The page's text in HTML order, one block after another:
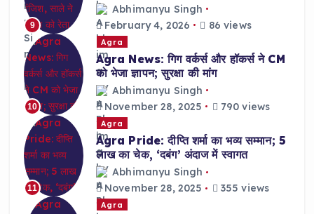
9
Abhimanyu Singh
February 4, 2026
86 views
10
Agra
Agra News: गिग वर्कर्स और हॉकर्स ने CM
को भेजा ज्ञापन; सुरक्षा की मांग
Abhimanyu Singh
November 28, 2025
790 views
11
Agra
Agra Pride: दीप्ति शर्मा का भव्य सम्मान; 5
लाख का चेक, ‘दबंग’ अंदाज में स्वागत
Abhimanyu Singh
November 28, 2025
355 views
Agra